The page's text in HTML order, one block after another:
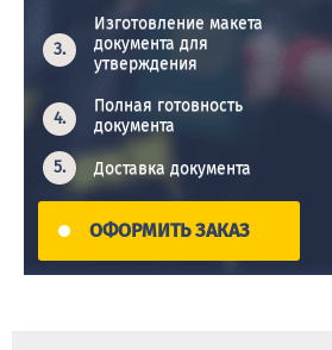
Изготовление макета
документа для
утверждения
Полная готовность
документа
Доставка документа
ОФОРМИТЬ ЗАКАЗ